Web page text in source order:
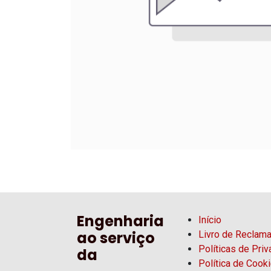
Engenharia
ao serviço
da
Início
Livro de
Políticas de
Política de